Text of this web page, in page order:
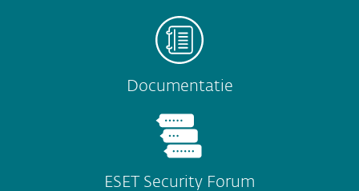
Documentatie
ESET Security Forum